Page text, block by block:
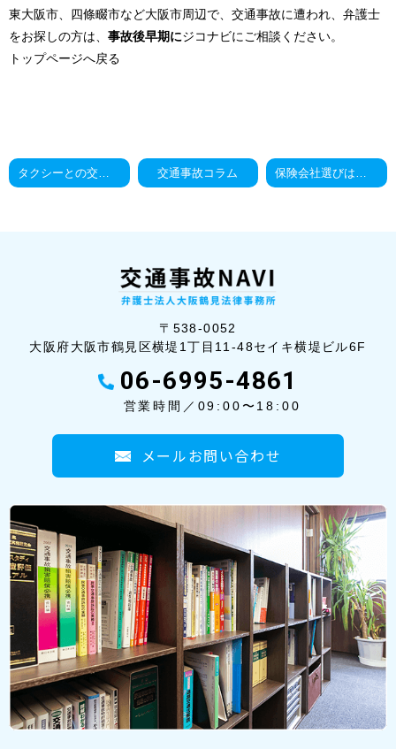
東大阪市、四條畷市など大阪市周辺で、交通事故に遭われ、弁護士
をお探しの方は、 事故後早期にジコナビにご相談ください。
トップページへ戻る
タクシーとの交通事故に遭ったあなたへ 交通事故コラム 保険会社選びは慎重に！（交通事故）
〒538-0052
大阪府大阪市鶴見区横堤1丁目11-48セイ キ横堤ビル6F
06-6995-4861
営業時間／09:00〜18:00
メールお問い合わせ